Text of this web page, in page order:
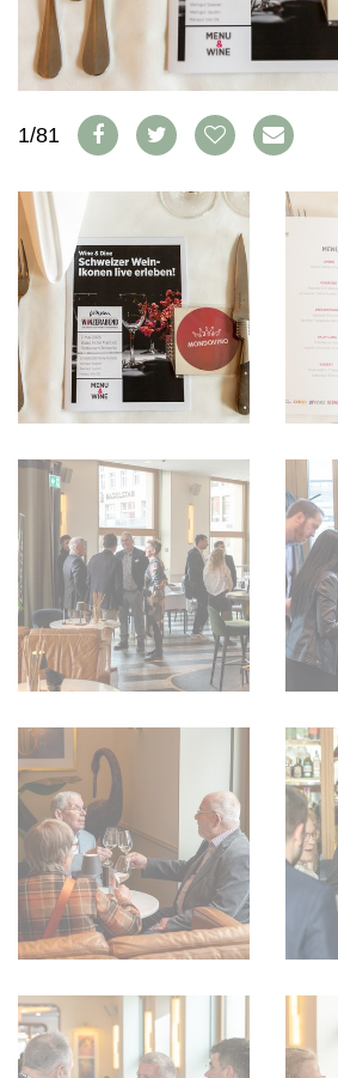
ABO
AUSGABE
ARCHIV
VORTEILSWELT
BÜCHER
WEINSZENE
PORTRAITS
VINOPHILES
ANMELDEN
AWARDS
GEWINNSPIELE
VORTEILSWELT
TRINKREIFETABELLE
ABO
WEINSUCHE
NEWSLETTER
WINE TRADE CLUB
REDAKTION
JOBS
WERBUNG
IMPRESSUM
AGB & DATENSCHUTZ
1/81